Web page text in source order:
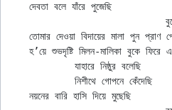
দেবতা বলে যাঁরে পুজেছি
তোমার দেওয়া বিদায়ের মালা পুন প্রাণ
হ’য়ে শুভদৃষ্টি মিলন-মালিকা বুকে
নয়নের বারি হাসি দিয়ে মুছেছি